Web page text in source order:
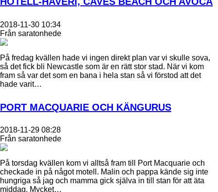
2018-11-30 10:34
Från saratonhede
På fredag kvällen hade vi ingen direkt plan var vi skulle sova,
så det fick bli Newcastle som är en rätt stor stad. När vi kom
fram så var det som en bana i hela stan så vi förstod att det
hade varit…
PORT MACQUARIE OCH KÄNGURUS
2018-11-29 08:28
Från saratonhede
På torsdag kvällen kom vi alltså fram till Port Macquarie och
checkade in på något motell. Malin och pappa kände sig inte
hungriga så jag och mamma gick själva in till stan för att äta
middag. Mycket…